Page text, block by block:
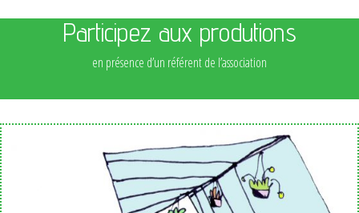
Participez aux produtions
en présence d’un référent de l’association